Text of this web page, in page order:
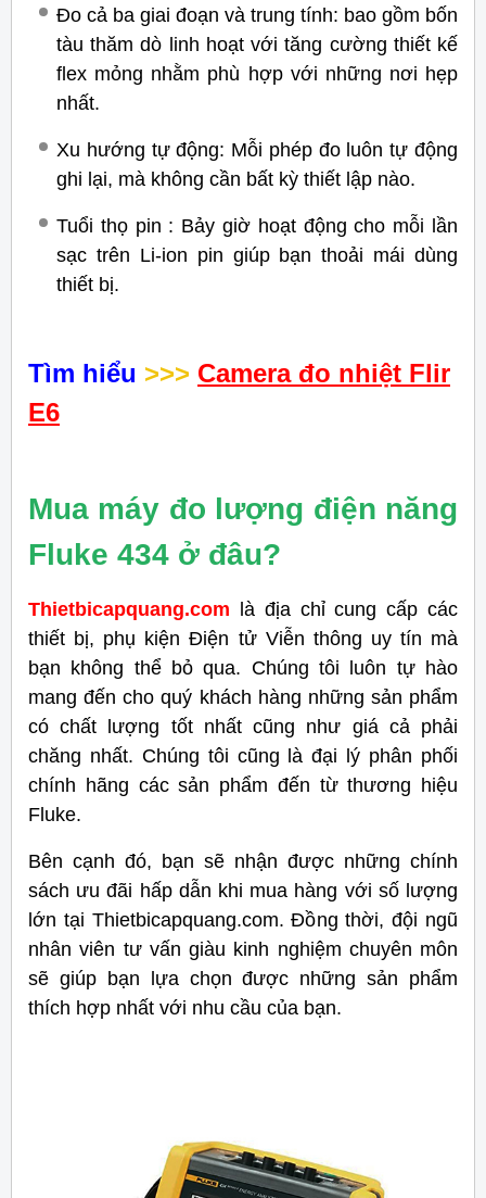
Đo cả ba giai đoạn và trung tính: bao gồm bốn
tàu thăm dò linh hoạt với tăng cường thiết kế
flex mỏng nhằm phù hợp với những nơi hẹp
nhất.
Xu hướng tự động: Mỗi phép đo luôn tự động
ghi lại, mà không cần bất kỳ thiết lập nào.
Tuổi thọ pin : Bảy giờ hoạt động cho mỗi lần
sạc trên Li-ion pin giúp bạn thoải mái dùng
thiết bị.
Tìm hiểu >>> Camera đo nhiệt Flir
E6
Mua máy đo lượng điện năng
Fluke 434 ở đâu?
Thietbicapquang.com là địa chỉ cung cấp các
thiết bị, phụ kiện Điện tử Viễn thông uy tín mà
bạn không thể bỏ qua. Chúng tôi luôn tự hào
mang đến cho quý khách hàng những sản phẩm
có chất lượng tốt nhất cũng như giá cả phải
chăng nhất. Chúng tôi cũng là đại lý phân phối
chính hãng các sản phẩm đến từ thương hiệu
Fluke.
Bên cạnh đó, bạn sẽ nhận được những chính
sách ưu đãi hấp dẫn khi mua hàng với số lượng
lớn tại Thietbicapquang.com. Đồng thời, đội ngũ
nhân viên tư vấn giàu kinh nghiệm chuyên môn
sẽ giúp bạn lựa chọn được những sản phẩm
thích hợp nhất với nhu cầu của bạn.